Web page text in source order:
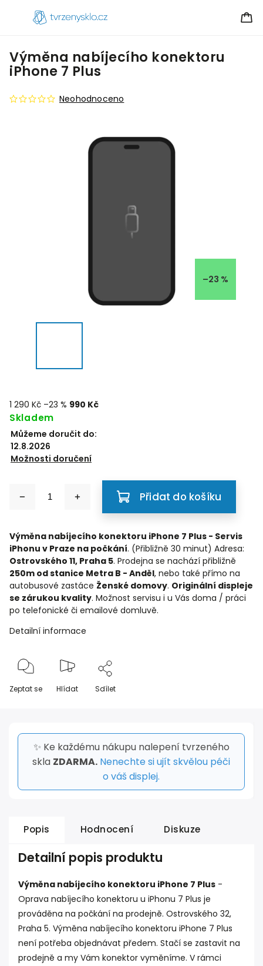
Výměna nabíjecího konektoru
iPhone 7 Plus
Neohodnoceno
–23 %
1 290 Kč –23 % 990 Kč
Skladem
Můžeme doručit do:
12.8.2026
Možnosti doručení
Přidat do košíku
Výměna nabíjecího konektoru iPhone 7 Plus - Servis
iPhonu v Praze na počkání. (Přibližně 30 minut) Adresa:
Ostrovského 11, Praha 5. Prodejna se nachází přibližně
250m od stanice Metra B - Anděl, nebo také přímo na
autobusové zastáce Ženské domovy. Originální displeje
se zárukou kvality. Možnost servisu i u Vás doma / práci
po telefonické či emailové domluvě.
Detailní informace
Zeptat se Hlídat Sdílet
✨ Ke každému nákupu nalepení tvrzeného
skla ZDARMA. Nenechte si ujít skvělou péči
o váš displej.
Popis Hodnocení Diskuze
Detailní popis produktu
Výměna nabíjecího konektoru iPhone 7 Plus -
Oprava nabíjecího konektoru u iPhonu 7 Plus je
prováděna na počkání na prodejně. Ostrovského 32,
Praha 5. Výměna nabíjecího konektoru iPhone 7 Plus
není potřeba objednávat předem. Stačí se zastavit na
prodejně a my Vám konektor vyměníme. V rámci